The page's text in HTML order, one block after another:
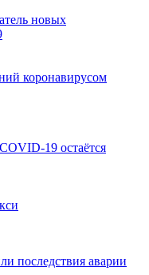
новых
коронавирусом
19 остаётся
последствия аварии